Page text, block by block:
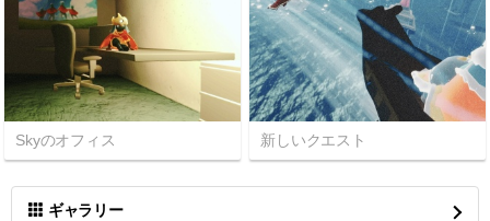
Skyのオフィス 新しいクエスト
ギャラリー